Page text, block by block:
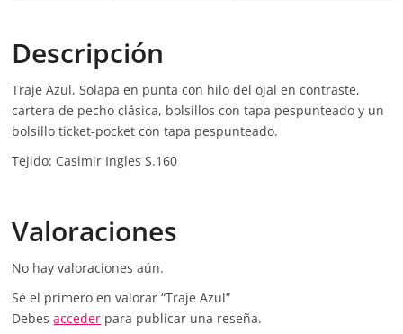
Descripción
Traje Azul, Solapa en punta con hilo del ojal en contraste,
cartera de pecho clásica, bolsillos con tapa pespunteado y un
bolsillo ticket-pocket con tapa pespunteado.
Tejido: Casimir Ingles S.160
Valoraciones
No hay valoraciones aún.
Sé el primero en valorar “Traje Azul”
Debesacceder para publicar una reseña.